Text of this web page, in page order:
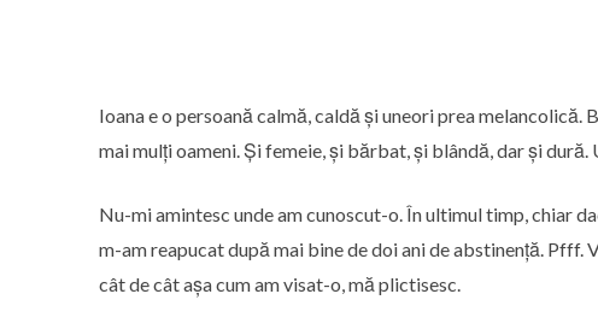
Ioana e o persoană calmă, caldă și uneori prea melancolică.
mai mulți oameni. Și femeie, și bărbat, și blândă, dar și
Nu-mi amintesc unde am cunoscut-o. În ultimul timp, chiar
m-am reapucat după mai bine de doi ani de abstinență. Pfff.
cât de cât așa cum am visat-o, mă plictisesc.